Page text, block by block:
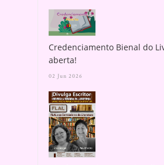
Credenciamento Bienal do
aberta!
02 Jun 2026